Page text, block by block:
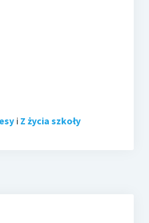
i Z życia szkoły